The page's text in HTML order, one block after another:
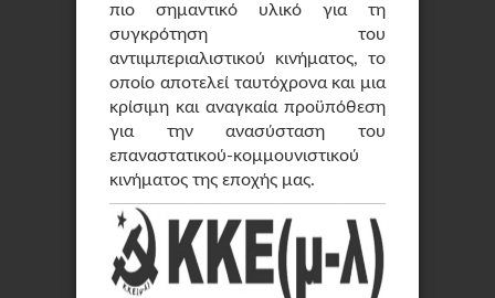
πιο σημαντικό υλικό για τη
συγκρότηση του
αντιιμπεριαλιστικού κινήματος, το
οποίο αποτελεί ταυτόχρονα και μια
κρίσιμη και αναγκαία προϋπόθεση
για την ανασύσταση του
επαναστατικού-κομμουνιστικού
κινήματος της εποχής μας.